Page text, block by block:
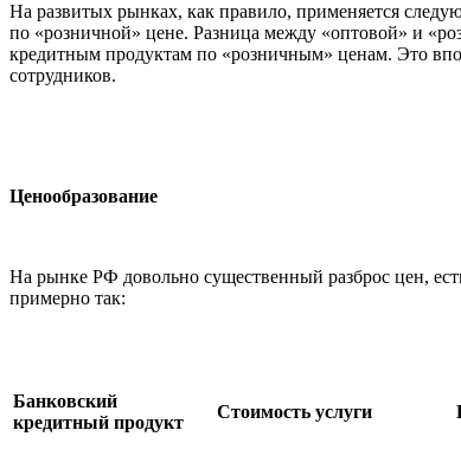
На развитых рынках, как правило, применяется
по «розничной» цене. Разница между «оптовой» и
кредитным продуктам по «розничным» ценам. Это
сотрудников.
Ценообразование
На рынке РФ довольно существенный разброс цен,
примерно так:
Банковский
кредитный продукт
Стоимость услуги